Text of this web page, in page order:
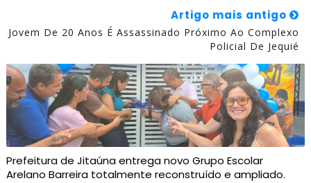
Artigo mais antigo
Jovem De 20 Anos É Assassinado Próximo Ao Complexo
Policial De Jequié
Prefeitura de Jitaúna entrega novo Grupo Escolar
Arelano Barreira totalmente reconstruído e ampliado.